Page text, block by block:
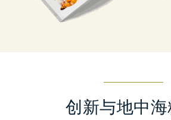
创新与地中海